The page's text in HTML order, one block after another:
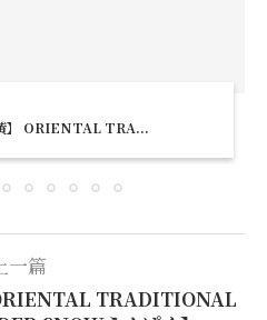
】 ORIENTAL TRA...
一篇
TRADITIONAL